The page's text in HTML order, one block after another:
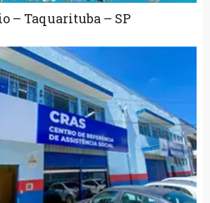
– Taquarituba – SP